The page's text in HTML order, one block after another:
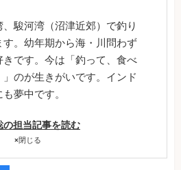
、駿河湾（沼津近郊）で釣り
す。幼年期から海・川問わず
きです。今は「釣って、食べ
」のが生きがいです。インド
夢中です。
の担当記事を読む
×閉じる